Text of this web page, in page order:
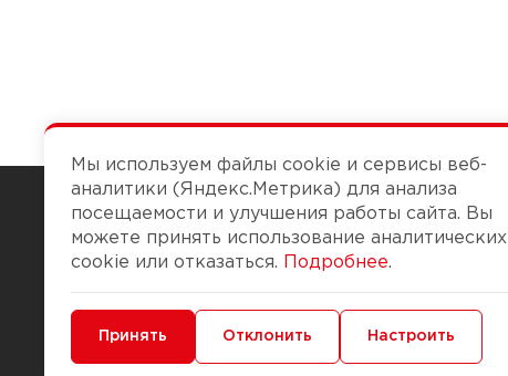
Чтобы вам легко работалось
Доставка и оплата
Мы используем файлы cookie и сервисы веб-
аналитики (Яндекс.Метрика) для анализа
посещаемости и улучшения работы сайта. Вы
можете принять использование аналитических
cookie или отказаться.
Подробнее.
Минимальные Функциональные/Аналитические
Принять Отклонить Настроить